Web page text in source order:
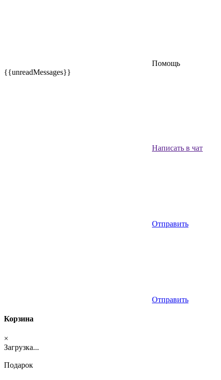
Помощь
{{unreadMessages}}
Написать в чат
Отправить
Отправить
Корзина
×
Загрузка...
Подарок